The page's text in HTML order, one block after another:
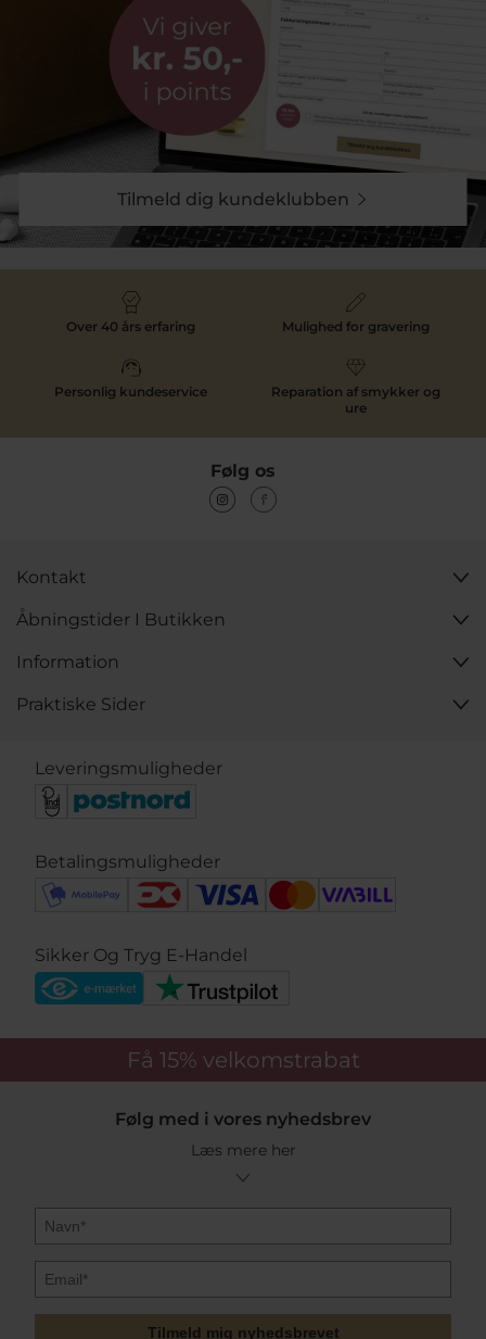
Tilmeld dig kundeklubben
Over 40 års erfaring Mulighed for gravering
Personlig kundeservice
Reparation af smykker og
ure
Følg os
Kontakt
Åbningstider I Butikken
Information
Praktiske Sider
Leveringsmuligheder
Betalingsmuligheder
Sikker Og Tryg E-Handel
Få 15% velkomstrabat
Følg med i vores nyhedsbrev
Læs mere her
Tilmeld mig nyhedsbrevet